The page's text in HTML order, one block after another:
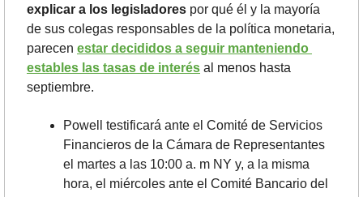
explicar a los legisladores por qué él y la mayoría
de sus colegas responsables de la política monetaria,
parecen estar decididos a seguir manteniendo
estables las tasas de interés al menos hasta
septiembre.
Powell testificará ante el Comité de Servicios
Financieros de la Cámara de Representantes
el martes a las 10:00 a. m NY y, a la misma
hora, el miércoles ante el Comité Bancario del